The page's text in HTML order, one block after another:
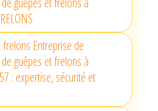
Entreprise de
guêpes et frelons à
: expertise, sécurité et